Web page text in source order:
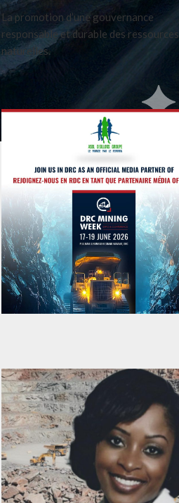
La promotion d’une gouvernance
responsable et durable des ressources
naturelles.